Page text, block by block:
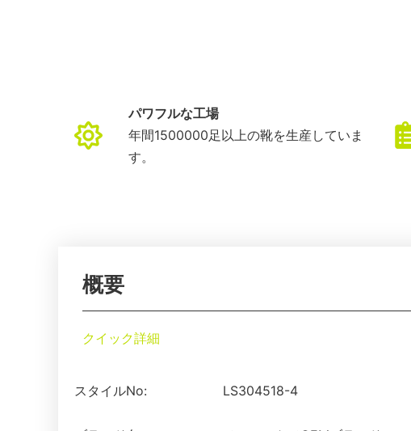
パワフルな工場
年間1500000足以上の靴を生産していま
す。
概要
クイック詳細
スタイルNo: LS304518-4